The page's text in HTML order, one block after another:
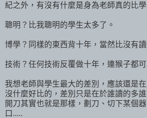
紀之外，有沒有什麼是身為老師真的比學
聰明？比我聰明的學生太多了。
博學？同樣的東西背十年，當然比沒有
技術？任何技術反覆做十年，連猴子都
我想老師與學生最大的差別，應該還是
沒什麼好比的，差別只是在於誰讀的多
開刀其實也就是那樣，劃刀、切下某個
口.....